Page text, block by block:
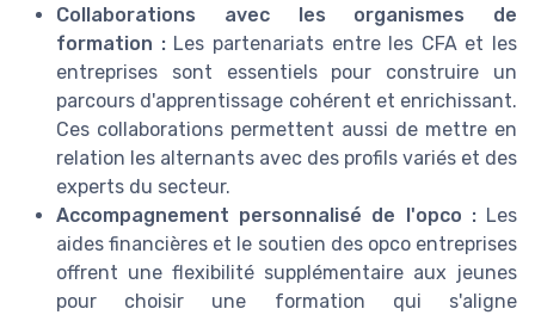
Collaborations avec les organismes de
formation :Les partenariats entre les CFA et les
entreprises sont essentiels pour construire un
parcours d'apprentissage cohérent et enrichissant.
Ces collaborations permettent aussi de mettre en
relation les alternants avec des profils variés et des
experts du secteur.
Accompagnement personnalisé de l'opco :Les
aides financières et le soutien des opco entreprises
offrent une flexibilité supplémentaire aux jeunes
pour choisir une formation qui s'aligne